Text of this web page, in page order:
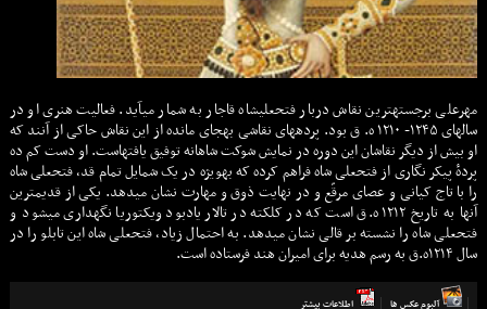
مهرعلی برجستهترین نقاش دربار فتحعلیشاه قاجار به شمار میآید. فعالیت هنری او در
سالهای ۱۲۴۵- ۱۲۱۰ ه. ق بود. پردههای نقاشی بهجای مانده از این نقاش حاکی از آنند که
او بیش از دیگر نقاشان این دوره در نمایش شوکت شاهانه توفیق یافتهاست. او دست کم ده
پردهٔ پیکر نگاری از فتحعلی شاه فراهم کرده که بهویژه در یک شمایل تمام قد، فتحعلی شاه
را با تاج کیانی و عصای مرقّع و در نهایت ذوق و مهارت نشان میدهد. یکی از قدیمترین
آنها به تاریخ ۱۲۱۲ ه.ق است که در کلکته در تالار یادبود ویکتوریا نگهداری میشود و
فتحعلی شاه را نشسته بر قالی نشان میدهد. به احتمال زیاد، فتحعلی شاه این تابلو را در
سال ۱۲۱۴ه.ق به رسم هدیه برای امیران هند فرستاده است.
آلبوم عكس ها اطلاعات بيشتر